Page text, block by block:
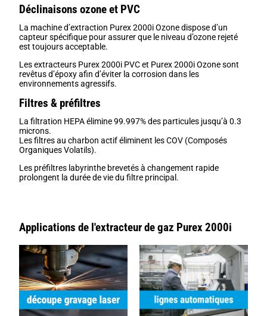
Déclinaisons ozone et PVC
La machine d’extraction Purex 2000i Ozone dispose d’un
capteur spécifique pour assurer que le niveau d’ozone rejeté
est toujours acceptable.
Les extracteurs Purex 2000i PVC et Purex 2000i Ozone sont
revêtus d’époxy afin d’éviter la corrosion dans les
environnements agressifs.
Filtres & préfiltres
La filtration HEPA élimine 99.997% des particules jusqu’à 0.3
microns.
Les filtres au charbon actif éliminent les COV (Composés
Organiques Volatils).
Les préfiltres labyrinthe brevetés à changement rapide
prolongent la durée de vie du filtre principal.
Applications de l'extracteur de gaz Purex 2000i